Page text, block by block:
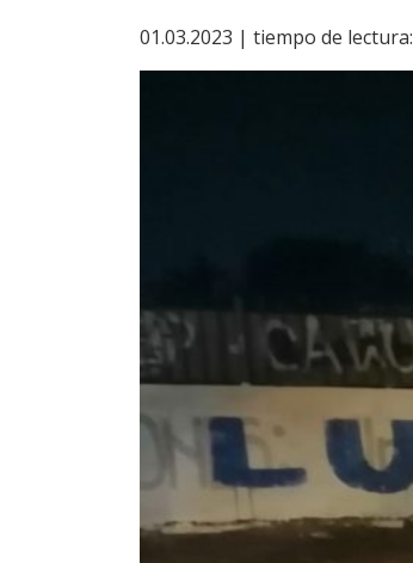
01.03.2023 | tiempo de lectura: